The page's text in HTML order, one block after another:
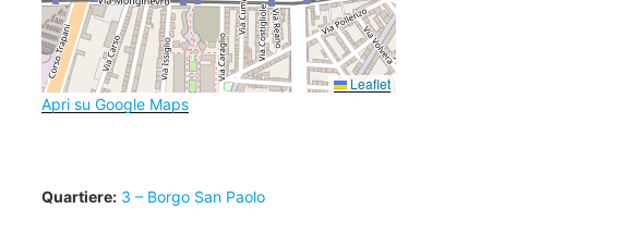
Leaflet
Apri su Google Maps
Quartiere: 3 – Borgo San Paolo